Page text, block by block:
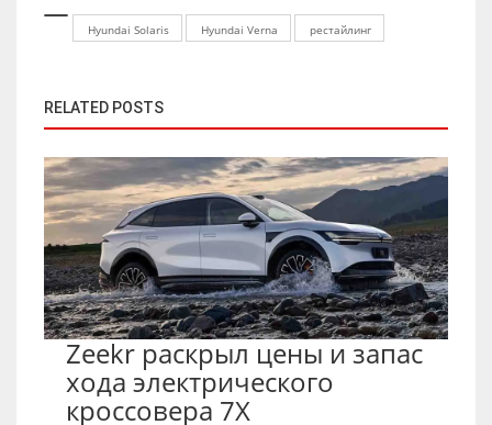
Hyundai Solaris Hyundai Verna рестайлинг
RELATED POSTS
Zeekr раскрыл цены и запас
хода электрического
кроссовера 7X